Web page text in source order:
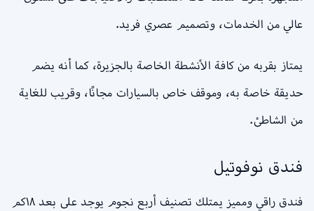
عالي من الخدمات، وتصميم عصري فريد.
يمتاز بقربه من كافة الأنشطة الخاصة بالجزيرة، كما أنه يضم
حديقة خاصة به، وموقف خاص بالسيارات مجانًا، وقريب للغاية
من الشاطئ.
فندق نوفوتيل
فندق راقي ومميز يمتلك تصنيف أربع نجوم يوجد على بعد ١٨كم